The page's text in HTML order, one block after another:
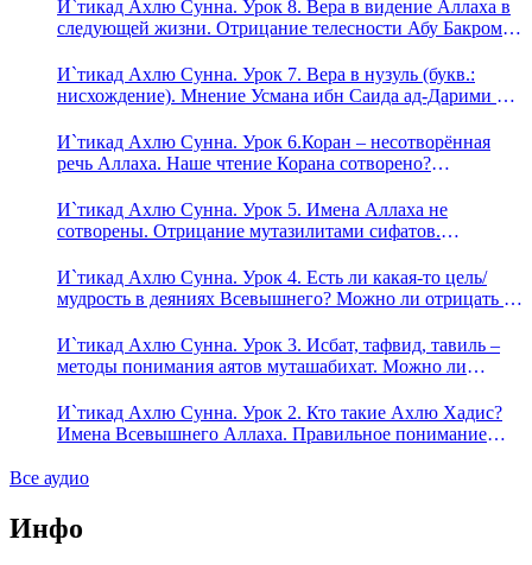
И`тикад Ахлю Сунна. Урок 8. Вера в видение Аллаха в
следующей жизни. Отрицание телесности Абу Бакром
ибн Саида ад-Дарими. Иман – это слова, дела и
познание
И`тикад Ахлю Сунна. Урок 7. Вера в нузуль (букв.:
нисхождение). Мнение Усмана ибн Саида ад-Дарими о
физическим движением?
И`тикад Ахлю Сунна. Урок 6.Коран – несотворённая
речь Аллаха. Наше чтение Корана сотворено?
И`тикад Ахлю Сунна. Урок 5. Имена Аллаха не
сотворены. Отрицание мутазилитами сифатов.
И`тикад Ахлю Сунна. Урок 4. Есть ли какая-то цель/
мудрость в деяниях Всевышнего? Можно ли отрицать в
пришло в Коране и Сунне? Концепция ибн Таймийи
И`тикад Ахлю Сунна. Урок 3. Исбат, тафвид, тавиль –
методы понимания аятов муташабихат. Можно ли
означает утверждение сифата «биля кейфа» (без образа)?
И`тикад Ахлю Сунна. Урок 2. Кто такие Ахлю Хадис?
Имена Всевышнего Аллаха. Правильное понимание
Все аудио
Инфо